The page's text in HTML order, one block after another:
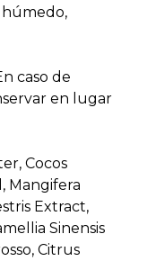
caso de
en lugar
Cocos
Mangifera
Extract,
Sinensis
Citrus